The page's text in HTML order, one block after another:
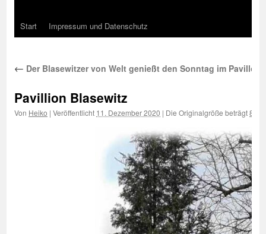
Start Impressum und Datenschutz
← Der Blasewitzer von Welt genießt den Sonntag im Pavillon
Pavillion Blasewitz
Von Heiko | Veröffentlicht 11. Dezember 2020 | Die Originalgröße beträgt850